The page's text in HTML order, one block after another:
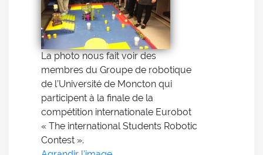
La photo nous fait voir des
membres du Groupe de robotique
de l’Université de Moncton qui
participent à la finale de la
compétition internationale Eurobot
« The international Students Robotic
Contest ».